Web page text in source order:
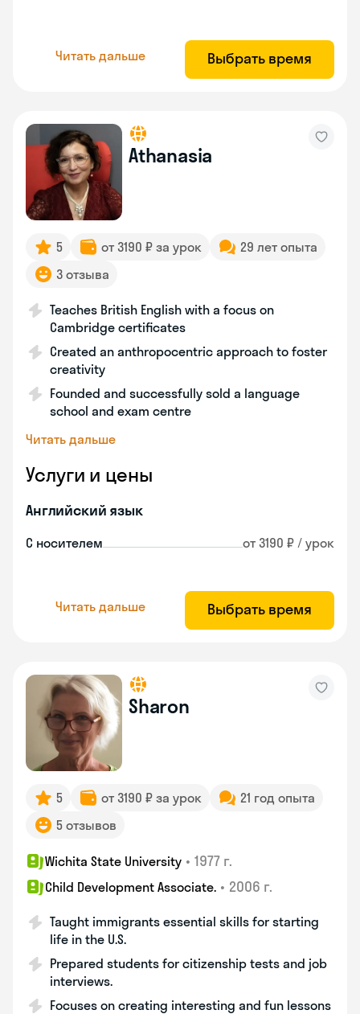
Читать дальше Выбрать время
Athanasia
5 от 3190 ₽ за урок
29 лет опыта
3 отзыва
Teaches British English with a focus on
Cambridge certificates
Created an anthropocentric approach to foster
creativity
Founded and successfully sold a language
school and exam centre
Читать дальше
Услуги и цены
Английский язык
С носителем от 3190 ₽ / урок
Читать дальше Выбрать время
Sharon
5 от 3190 ₽ за урок
21 год опыта
5 отзывов
Wichita State University • 1977 г.
Child Development Associate. • 2006 г.
Taught immigrants essential skills for starting
life in the U.S.
Prepared students for citizenship tests and job
interviews.
Focuses on creating interesting and fun lessons